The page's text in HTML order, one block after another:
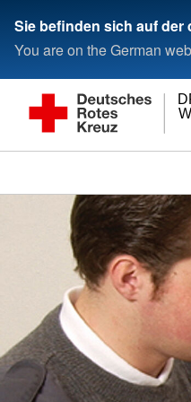
Sie befinden sich auf der
You are on the German